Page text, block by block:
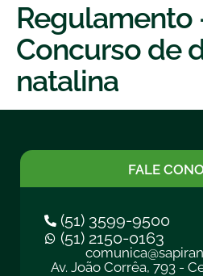
Regulamento
Concurso de
natalina
FALE
(51) 3599-9500
(51) 2150-0163
Av. João Corrêa, 793 -